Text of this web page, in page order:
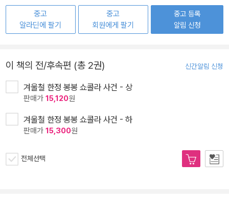
중고
알라딘에 팔기
중고
회원에게 팔기
중고 등록
알림 신청
이 책의 전/후속편 (총 2권) 신간알림 신청
겨울철 한정 봉봉 쇼콜라 사건 - 상
판매가 15,120원
겨울철 한정 봉봉 쇼콜라 사건 - 하
판매가 15,300원
전체선택